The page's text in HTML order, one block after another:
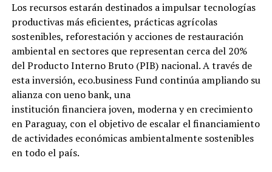
Los recursos estarán destinados a impulsar tecnologías
productivas más eficientes, prácticas agrícolas
sostenibles, reforestación y acciones de restauración
ambiental en sectores que representan cerca del 20%
del Producto Interno Bruto (PIB) nacional. A través de
esta inversión, eco.business Fund continúa ampliando su
alianza con ueno bank, una
institución financiera joven, moderna y en crecimiento
en Paraguay, con el objetivo de escalar el financiamiento
de actividades económicas ambientalmente sostenibles
en todo el país.